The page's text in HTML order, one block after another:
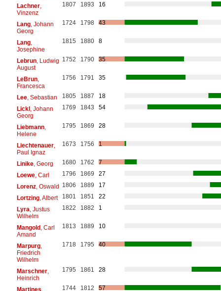
Lachner,
Vinzenz
1807 1893 16
Lang, Johann
Georg
1724 1798 43
Lang,
Josephine
1815 1880 8
Lebrun, Ludwig
August
1752 1790 35
LeBrun,
Francesca
1756 1791 35
Lee, Sebastian 1805 1887
18
Lickl, Johann
Georg
1769 1843 54
Liebmann,
Helene
1795 1869 28
Liechtenauer,
Paul Ignaz
1673 1756 1
Linike, Georg 1680 1762
7
Loewe, Carl 1796 1869
27
Lorenz, Oswald 1806 1889
17
Lortzing, Albert 1801 1851
22
Lyra , Justus
Wilhelm
1822 1882 1
Mangold, Carl
Amand
1813 1889 10
Marpurg,
Friedrich
Wilhelm
1718 1795 40
Marschner,
Heinrich
1795 1861 28
Martines 1744 1812 57